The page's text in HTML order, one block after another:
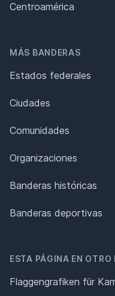
Centroamérica
MÁS BANDERAS
Estados federales
Ciudades
Comunidades
Organizaciones
Banderas históricas
Banderas deportivas
ESTA PÁGINA EN OTRO
Flaggengrafiken für